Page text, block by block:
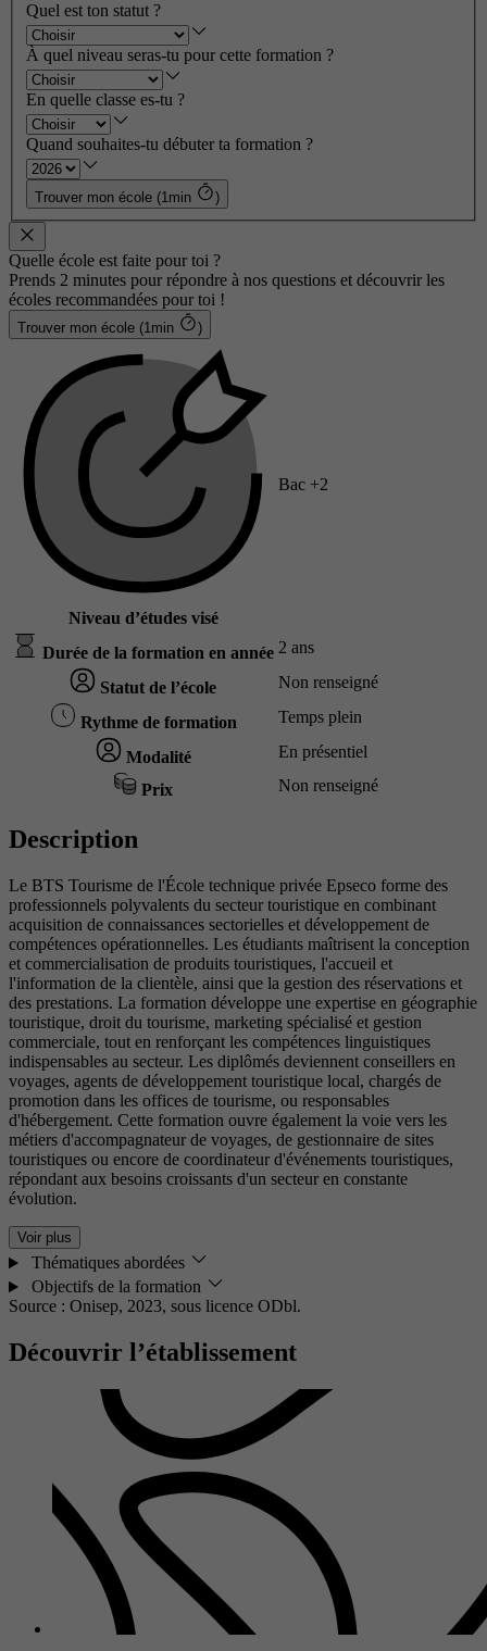
Quel est ton statut ?
À quel niveau seras-tu pour cette formation ?
En quelle classe es-tu ?
Quand souhaites-tu débuter ta formation ?
Trouver mon école (1min )
Quelle école est faite pour toi ?
Prends 2 minutes pour répondre à nos questions et découvrir les
écoles recommandées pour toi !
Trouver mon école (1min )
Niveau d’études visé
Bac +2
Durée de la formation en année 2 ans
Statut de l’école Non renseigné
Rythme de formation Temps plein
Modalité En présentiel
Prix Non renseigné
Description
Le BTS Tourisme de l'École technique privée Epseco forme des
professionnels polyvalents du secteur touristique en combinant
acquisition de connaissances sectorielles et développement de
compétences opérationnelles. Les étudiants maîtrisent la conception
et commercialisation de produits touristiques, l'accueil et
l'information de la clientèle, ainsi que la gestion des réservations et
des prestations. La formation développe une expertise en géographie
touristique, droit du tourisme, marketing spécialisé et gestion
commerciale, tout en renforçant les compétences linguistiques
indispensables au secteur. Les diplômés deviennent conseillers en
voyages, agents de développement touristique local, chargés de
promotion dans les offices de tourisme, ou responsables
d'hébergement. Cette formation ouvre également la voie vers les
métiers d'accompagnateur de voyages, de gestionnaire de sites
touristiques ou encore de coordinateur d'événements touristiques,
répondant aux besoins croissants d'un secteur en constante
évolution.
Voir plus
Thématiques abordées
Objectifs de la formation
Source : Onisep, 2023, sous licence ODbl.
Découvrir l’établissement